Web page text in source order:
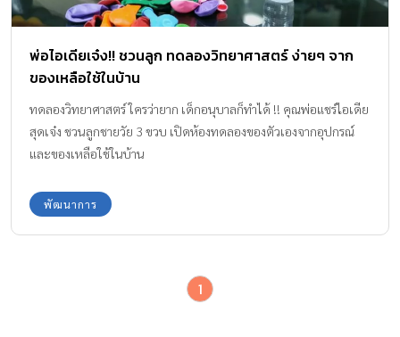
เรียนรู้มากกว่าการนั่งท่องจำ […]
พ่อไอเดียเจ๋ง!! ชวนลูก ทดลองวิทยาศาสตร์ ง่ายๆ จาก
ของเหลือใช้ในบ้าน
ทดลองวิทยาศาสตร์ ใครว่ายาก เด็กอนุบาลก็ทำได้ !! คุณพ่อแชร์ไอเดีย
สุดเจ๋ง ชวนลูกชายวัย 3 ขวบ เปิดห้องทดลองของตัวเองจากอุปกรณ์
และของเหลือใช้ในบ้าน
พัฒนาการ
1